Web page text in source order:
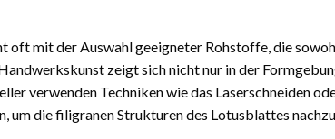
oft mit der Auswahl geeigneter Rohstoffe, die
zeigt sich nicht nur in der
verwenden Techniken wie das Laserschneiden
um die filigranen Strukturen des Lotusblattes